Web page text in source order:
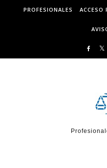
Skip to contentPROFESIONALES ACCESO